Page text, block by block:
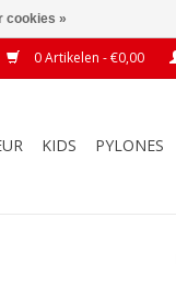
0 Artikelen - €0,00
KIDS PYLONES
cookies »